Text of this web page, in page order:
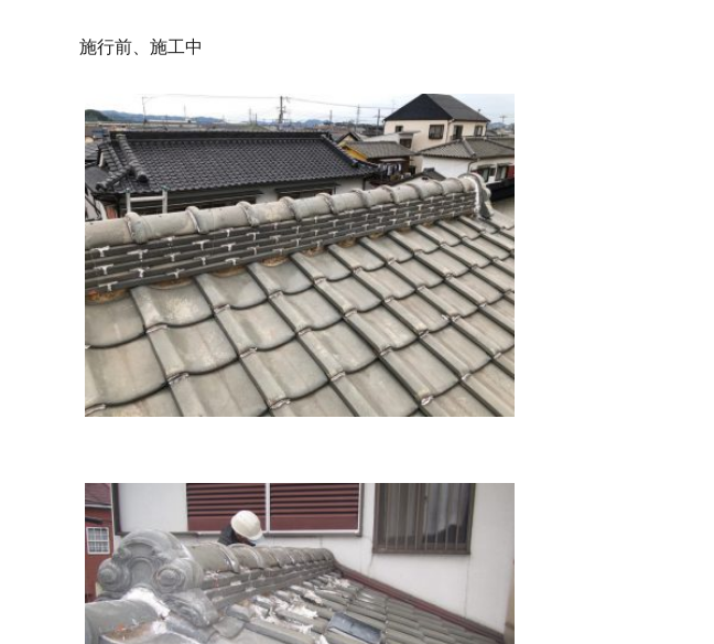
施行前、施工中